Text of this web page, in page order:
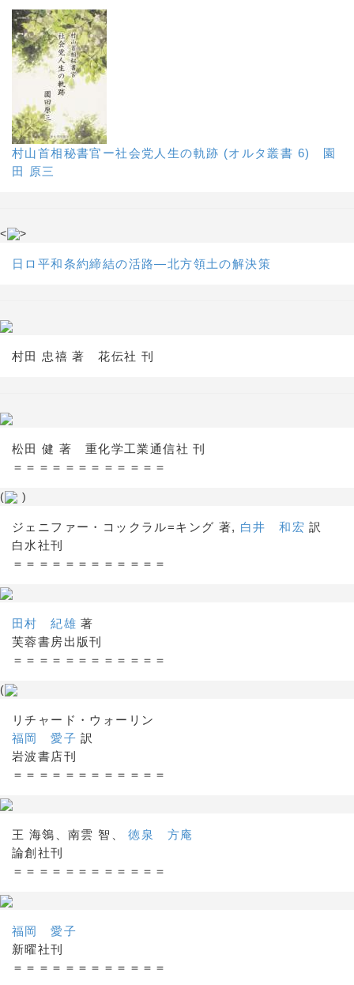
村山首相秘書官ー社会党人生の軌跡 (オルタ叢書 6) 園
田 原三
< >
日ロ平和条約締結の活路―北方領土の解決策
村田 忠禧 著 花伝社 刊
松田 健 著 重化学工業通信社 刊
＝＝＝＝＝＝＝＝＝＝＝＝
( )
ジェニファー・コックラル=キング 著, 白井 和宏 訳
白水社刊
＝＝＝＝＝＝＝＝＝＝＝＝
田村 紀雄 著
芙蓉書房出版刊
＝＝＝＝＝＝＝＝＝＝＝＝
(
リチャード・ウォーリン
福岡 愛子 訳
岩波書店刊
＝＝＝＝＝＝＝＝＝＝＝＝
王 海鴒、南雲 智、徳泉 方庵
論創社刊
＝＝＝＝＝＝＝＝＝＝＝＝
福岡 愛子
新曜社刊
＝＝＝＝＝＝＝＝＝＝＝＝